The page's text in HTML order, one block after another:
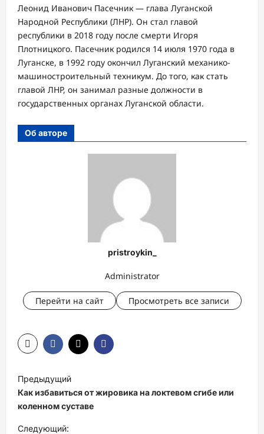
Леонид Иванович Пасечник — глава Луганской
Народной Республики (ЛНР). Он стал главой
республики в 2018 году после смерти Игоря
Плотницкого. Пасечник родился 14 июля 1970 года в
Луганске, в 1992 году окончил Луганский механико-
машиностроительный техникум. До того, как стать
главой ЛНР, он занимал разные должности в
государственных органах Луганской области.
Об авторе
pristroykin_
Administrator
Перейти на сайт Просмотреть все записи
Н
а
в
и
Предыдущий
Как избавиться от жировика на локтевом сгибе или
коленном суставе
Следующий: